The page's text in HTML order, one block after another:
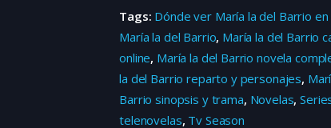
Tags: Dónde ver María la del Barrio en
María la del Barrio, María la del Barrio
online, María la del Barrio novela
la del Barrio reparto y personajes,
Barrio sinopsis y trama, Novelas,
telenovelas, Tv Season